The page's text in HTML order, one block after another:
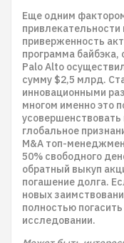
Еще одним
приверженность
программа
Palo Alto
сумму $2,5 млрд.
инновационными
многом именно это
глобальное
M&A топ-
50% свободного
обратный выкуп
погашение долга.
новых
полностью
исследовании.